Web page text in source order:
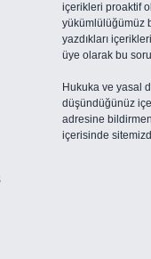
içerikleri proaktif
yükümlülüğümüz
yazdıkları
üye olarak bu
Hukuka ve yasal
düşündüğünüz
adresine
içerisinde